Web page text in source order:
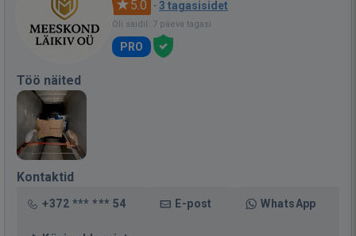
5.0 · 3 tagasisidet
Oli saidil: 7 päeva tagasi
PRO
Töö näited
Kontaktid
+372 *** *** 54 E-post WhatsApp